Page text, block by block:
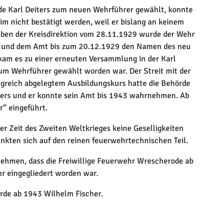
Karl Deiters zum neuen Wehrführer gewählt, konnte
nicht bestätigt werden, weil er bislang an keinem
der Kreisdirektion vom 28.11.1929 wurde der Wehr
dem Amt bis zum 20.12.1929 den Namen des neu
es zu einer erneuten Versammlung in der Karl
Wehrführer gewählt worden war. Der Streit mit der
abgelegtem Ausbildungskurs hatte die Behörde
und er konnte sein Amt bis 1943 wahrnehmen. Ab
eingeführt.
Zeit des Zweiten Weltkrieges keine Geselligkeiten
sich auf den reinen feuerwehrtechnischen Teil.
dass die Freiwillige Feuerwehr Wrescherode ab
eingegliedert worden war.
ab 1943 Wilhelm Fischer.